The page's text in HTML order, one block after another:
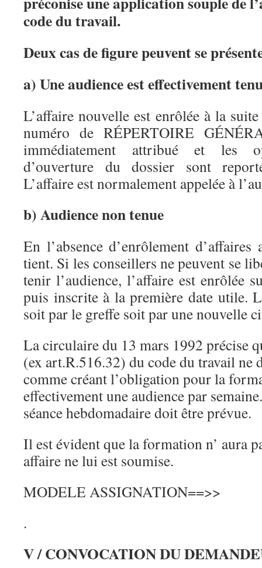
code du travail.
Deux cas de figure peuvent se
a) Une audience est effectivement
L’affaire nouvelle est enrôlée à la
numéro de RÉPERTOIRE
immédiatement attribué et les
d’ouverture du dossier sont
L’affaire est normalement appelée à
b) Audience non tenue
En l’absence d’enrôlement d’affaires
tient. Si les conseillers ne peuvent se
tenir l’audience, l’affaire est enrôlée
puis inscrite à la première date utile.
soit par le greffe soit par une nouvelle
La circulaire du 13 mars 1992 précise
(ex art.R.516.32) du code du travail ne
comme créant l’obligation pour la
effectivement une audience par
séance hebdomadaire doit être prévue.
Il est évident que la formation n’ aura
affaire ne lui est soumise.
MODELE ASSIGNATION==>>
.
V / CONVOCATION DU